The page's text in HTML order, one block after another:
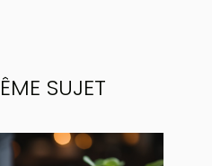
SUJET